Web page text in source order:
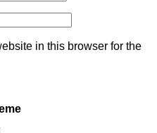
in this browser for the